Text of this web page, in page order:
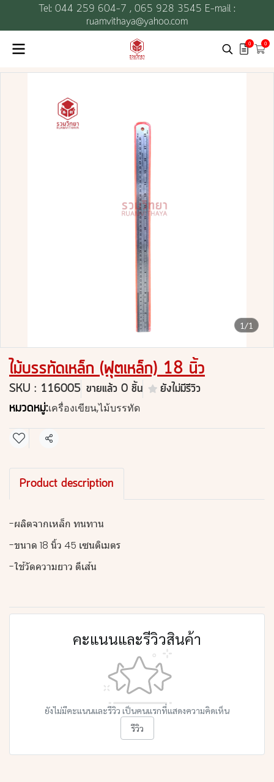
Tel: 044 259 604-7 , 065 928 3545 E-mail :
ruamvithaya@yahoo.com
0 0
1/1
ไม้บรรทัดเหล็ก (ฟุตเหล็ก) 18 นิ้ว
SKU : 116005 ขายแล้ว 0 ชิ้น ยังไม่มีรีวิว
หมวดหมู่:เครื่องเขียน,ไม้บรรทัด
แชร์
Product description
-ผลิตจากเหล็ก ทนทาน
-ขนาด 18 นิ้ว 45 เซนติเมตร
-ใช้วัดความยาว ตีเส้น
คะแนนและรีวิวสินค้า
ยังไม่มีคะแนนและรีวิว เป็นคนแรกที่แสดงความคิดเห็น
รีวิว